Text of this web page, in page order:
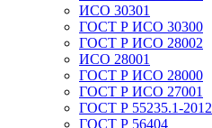
ИСО 30301
ГОСТ Р ИСО 30300
ГОСТ Р ИСО 28002
ИСО 28001
ГОСТ Р ИСО 28000
ГОСТ Р ИСО 27001
ГОСТ Р 55235.1-2012
ГОСТ Р 56404